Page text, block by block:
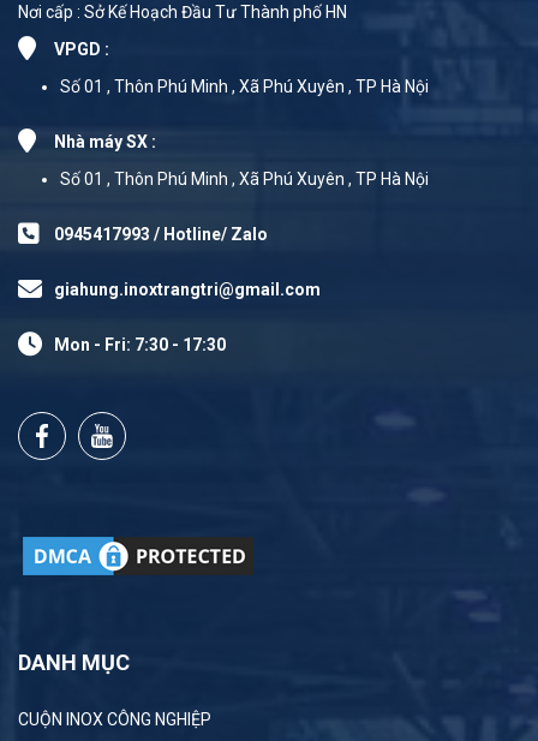
Nơi cấp : Sở Kế Hoạch Đầu Tư Thành phố HN
VPGD :
Số 01 , Thôn Phú Minh , Xã Phú Xuyên , TP Hà Nội
Nhà máy SX :
Số 01 , Thôn Phú Minh , Xã Phú Xuyên , TP Hà Nội
0945417993 / Hotline/ Zalo
giahung.inoxtrangtri@gmail.com
Mon - Fri: 7:30 - 17:30
DANH MỤC
CUỘN INOX CÔNG NGHIỆP